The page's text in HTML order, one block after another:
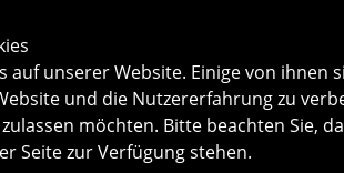
auf unserer Website. Einige von
und die Nutzererfahrung zu
zulassen möchten. Bitte beachten Sie,
Seite zur Verfügung stehen.